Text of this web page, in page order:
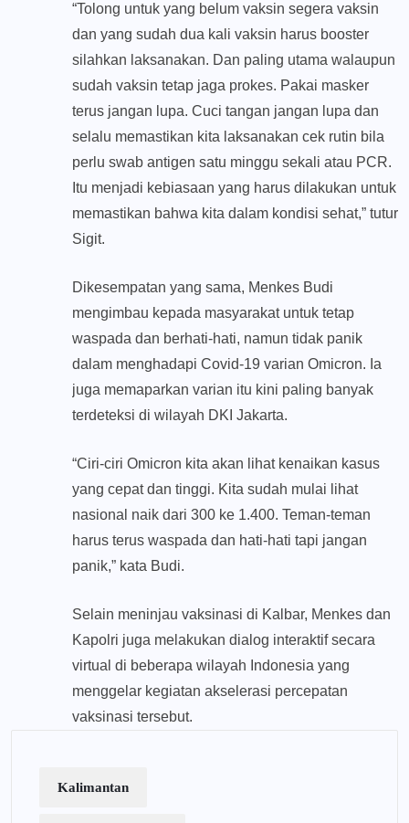
“Tolong untuk yang belum vaksin segera vaksin
dan yang sudah dua kali vaksin harus booster
silahkan laksanakan. Dan paling utama walaupun
sudah vaksin tetap jaga prokes. Pakai masker
terus jangan lupa. Cuci tangan jangan lupa dan
selalu memastikan kita laksanakan cek rutin bila
perlu swab antigen satu minggu sekali atau PCR.
Itu menjadi kebiasaan yang harus dilakukan untuk
memastikan bahwa kita dalam kondisi sehat,” tutur
Sigit.
Dikesempatan yang sama, Menkes Budi
mengimbau kepada masyarakat untuk tetap
waspada dan berhati-hati, namun tidak panik
dalam menghadapi Covid-19 varian Omicron. Ia
juga memaparkan varian itu kini paling banyak
terdeteksi di wilayah DKI Jakarta.
“Ciri-ciri Omicron kita akan lihat kenaikan kasus
yang cepat dan tinggi. Kita sudah mulai lihat
nasional naik dari 300 ke 1.400. Teman-teman
harus terus waspada dan hati-hati tapi jangan
panik,” kata Budi.
Selain meninjau vaksinasi di Kalbar, Menkes dan
Kapolri juga melakukan dialog interaktif secara
virtual di beberapa wilayah Indonesia yang
menggelar kegiatan akselerasi percepatan
vaksinasi tersebut.
Kalimantan